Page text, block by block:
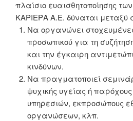
πλαίσιο ευαισθητοποίησης
ΚΑΡΙΕΡΑ Α.Ε. δύναται μεταξύ
Να οργανώνει
προσωπικού για τη
και την έγκαιρη
κινδύνων.
Να πραγματοποιεί
ψυχικής υγείας ή
υπηρεσιών, εκπροσώπους
οργανώσεων, κλπ.